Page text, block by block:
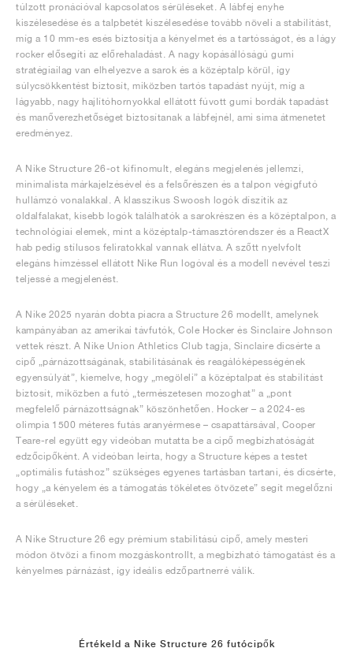
túlzott pronációval kapcsolatos sérüléseket. A lábfej enyhe
kiszélesedése és a talpbetét kiszélesedése tovább növeli a stabilitást,
míg a 10 mm-es esés biztosítja a kényelmet és a tartósságot, és a lágy
rocker elősegíti az előrehaladást. A nagy kopásállóságú gumi
stratégiailag van elhelyezve a sarok és a középtalp körül, így
súlycsökkentést biztosít, miközben tartós tapadást nyújt, míg a
lágyabb, nagy hajlítóhornyokkal ellátott fúvott gumi bordák tapadást
és manőverezhetőséget biztosítanak a lábfejnél, ami sima átmenetet
eredményez.
A Nike Structure 26-ot kifinomult, elegáns megjelenés jellemzi,
minimalista márkajelzésével és a felsőrészen és a talpon végigfutó
hullámzó vonalakkal. A klasszikus Swoosh logók díszítik az
oldalfalakat, kisebb logók találhatók a sarokrészen és a középtalpon, a
technológiai elemek, mint a középtalp-támasztórendszer és a ReactX
hab pedig stílusos feliratokkal vannak ellátva. A szőtt nyelvfolt
elegáns hímzéssel ellátott Nike Run logóval és a modell nevével teszi
teljessé a megjelenést.
A Nike 2025 nyarán dobta piacra a Structure 26 modellt, amelynek
kampányában az amerikai távfutók, Cole Hocker és Sinclaire Johnson
vettek részt. A Nike Union Athletics Club tagja, Sinclaire dicsérte a
cipő „párnázottságának, stabilitásának és reagálóképességének
egyensúlyát”, kiemelve, hogy „megöleli” a középtalpat és stabilitást
biztosít, miközben a futó „természetesen mozoghat” a „pont
megfelelő párnázottságnak” köszönhetően. Hocker – a 2024-es
olimpia 1500 méteres futás aranyérmese – csapattársával, Cooper
Teare-rel együtt egy videóban mutatta be a cipő megbízhatóságát
edzőcipőként. A videóban leírta, hogy a Structure képes a testet
„optimális futáshoz” szükséges egyenes tartásban tartani, és dicsérte,
hogy „a kényelem és a támogatás tökéletes ötvözete” segít megelőzni
a sérüléseket.
A Nike Structure 26 egy prémium stabilitású cipő, amely mesteri
módon ötvözi a finom mozgáskontrollt, a megbízható támogatást és a
kényelmes párnázást, így ideális edzőpartnerré válik.
Értékeld a Nike Structure 26 futócipők